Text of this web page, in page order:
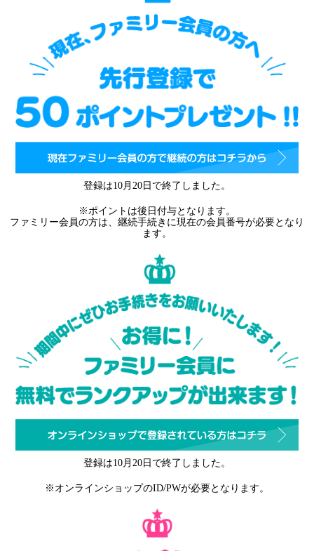
登録は10月20日で終了しました。
※ポイントは後日付与となります。
ファミリー会員の方は、継続手続きに現在の会員番号が必要となり
ます。
登録は10月20日で終了しました。
※オンラインショップのID/PWが必要となります。